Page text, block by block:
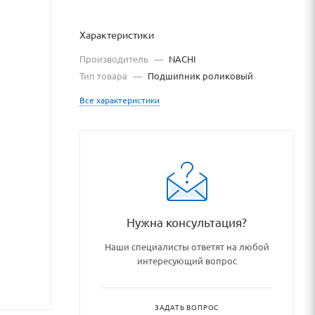
Характеристики
Производитель — NACHI
Тип товара — Подшипник роликовый
Все характеристики
Нужна консультация?
Наши специалисты ответят на любой
интересующий вопрос
ЗАДАТЬ ВОПРОС